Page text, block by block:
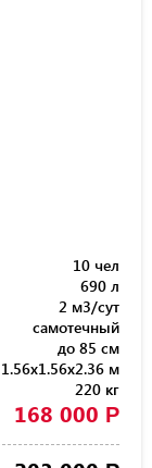
10 чел
690 л
2 м3/сут
самотечный
до 85 см
1.56x1.56x2.36 м
220 кг
168 000 Р